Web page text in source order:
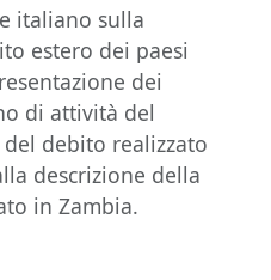
italiano sulla
estero dei paesi
dei
di attività del
debito realizzato
descrizione della
in Zambia.